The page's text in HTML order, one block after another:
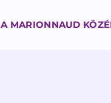
A MARIONNAUD